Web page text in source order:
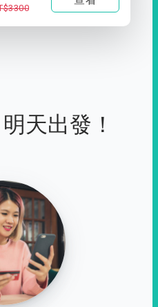
天出發！